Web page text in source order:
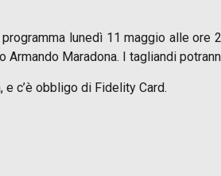
lunedì 11 maggio alle
Maradona. I tagliandi
c’è obbligo di Fidelity Card.